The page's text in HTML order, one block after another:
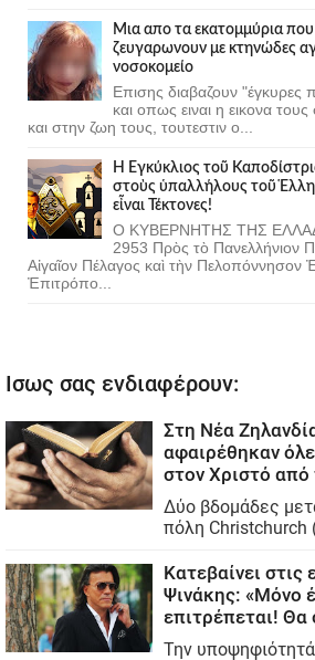
Μια απο τα εκατομμύρια που
ζευγαρωνουν με κτηνώδες
νοσοκομείο
Επισης διαβαζουν
και οπως ειναι η εικονα τους
και στην ζωη τους, τουτεστιν ο...
Ἡ Ἐγκύκλιος τοῦ
στοὺς ὑπαλλήλους τοῦ
εἶναι Τέκτονες!
Ο ΚΥΒΕΡΝΗΤΗΣ ΤΗΣ
2953 Πρὸς τὸ Πανελλήνιον
Αἰγαῖον Πέλαγος καὶ τὴν Πελοπόννησον
Ἐπιτρόπο...